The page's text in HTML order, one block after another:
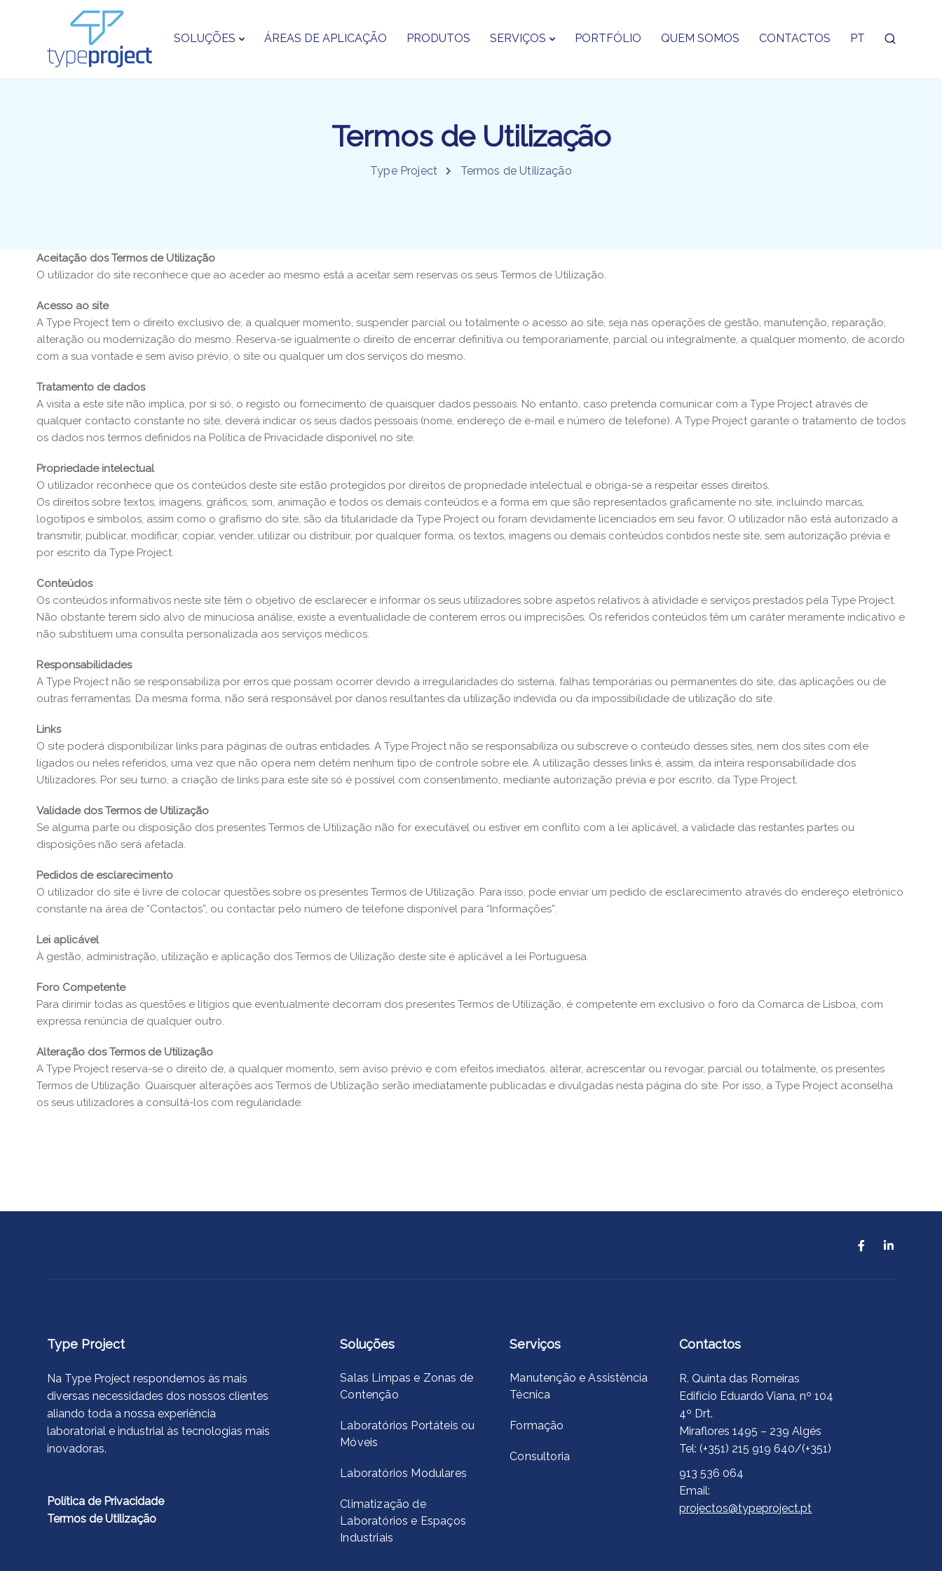
SOLUÇÕES ÁREAS DE APLICAÇÃO PRODUTOS SERVIÇOS PORTFÓLIO QUEM SOMOS CONTACTOS PT
Termos de Utilização
Type Project Termos de Utilização
Aceitação dos Termos de Utilização
O utilizador do site reconhece que ao aceder ao mesmo está a aceitar sem reservas os seus Termos de Utilização.
Acesso ao site
A Type Project tem o direito exclusivo de, a qualquer momento, suspender parcial ou totalmente o acesso ao site, seja nas operações de gestão, manutenção, reparação,
alteração ou modernização do mesmo. Reserva-se igualmente o direito de encerrar definitiva ou temporariamente, parcial ou integralmente, a qualquer momento, de acordo
com a sua vontade e sem aviso prévio, o site ou qualquer um dos serviços do mesmo.
Tratamento de dados
A visita a este site não implica, por si só, o registo ou fornecimento de quaisquer dados pessoais. No entanto, caso pretenda comunicar com a Type Project através de
qualquer contacto constante no site, deverá indicar os seus dados pessoais (nome, endereço de e-mail e número de telefone). A Type Project garante o tratamento de todos
os dados nos termos definidos na Política de Privacidade disponível no site.
Propriedade intelectual
O utilizador reconhece que os conteúdos deste site estão protegidos por direitos de propriedade intelectual e obriga-se a respeitar esses direitos.
Os direitos sobre textos, imagens, gráficos, som, animação e todos os demais conteúdos e a forma em que são representados graficamente no site, incluindo marcas,
logotipos e símbolos, assim como o grafismo do site, são da titularidade da Type Project ou foram devidamente licenciados em seu favor. O utilizador não está autorizado a
transmitir, publicar, modificar, copiar, vender, utilizar ou distribuir, por qualquer forma, os textos, imagens ou demais conteúdos contidos neste site, sem autorização prévia e
por escrito da Type Project.
Conteúdos
Os conteúdos informativos neste site têm o objetivo de esclarecer e informar os seus utilizadores sobre aspetos relativos à atividade e serviços prestados pela Type Project.
Não obstante terem sido alvo de minuciosa análise, existe a eventualidade de conterem erros ou imprecisões. Os referidos conteúdos têm um caráter meramente indicativo e
não substituem uma consulta personalizada aos serviços médicos.
Responsabilidades
A Type Project não se responsabiliza por erros que possam ocorrer devido a irregularidades do sistema, falhas temporárias ou permanentes do site, das aplicações ou de
outras ferramentas. Da mesma forma, não será responsável por danos resultantes da utilização indevida ou da impossibilidade de utilização do site.
Links
O site poderá disponibilizar links para páginas de outras entidades. A Type Project não se responsabiliza ou subscreve o conteúdo desses sites, nem dos sites com ele
ligados ou neles referidos, uma vez que não opera nem detém nenhum tipo de controle sobre ele. A utilização desses links é, assim, da inteira responsabilidade dos
Utilizadores. Por seu turno, a criação de links para este site só é possível com consentimento, mediante autorização prévia e por escrito, da Type Project.
Validade dos Termos de Utilização
Se alguma parte ou disposição dos presentes Termos de Utilização não for executável ou estiver em conflito com a lei aplicável, a validade das restantes partes ou
disposições não será afetada.
Pedidos de esclarecimento
O utilizador do site é livre de colocar questões sobre os presentes Termos de Utilização. Para isso, pode enviar um pedido de esclarecimento através do endereço eletrónico
constante na área de “Contactos”, ou contactar pelo número de telefone disponível para “Informações”.
Lei aplicável
À gestão, administração, utilização e aplicação dos Termos de Uilização deste site é aplicável a lei Portuguesa.
Foro Competente
Para dirimir todas as questões e litígios que eventualmente decorram dos presentes Termos de Utilização, é competente em exclusivo o foro da Comarca de Lisboa, com
expressa renúncia de qualquer outro.
Alteração dos Termos de Utilização
A Type Project reserva-se o direito de, a qualquer momento, sem aviso prévio e com efeitos imediatos, alterar, acrescentar ou revogar, parcial ou totalmente, os presentes
Termos de Utilização. Quaisquer alterações aos Termos de Utilização serão imediatamente publicadas e divulgadas nesta página do site. Por isso, a Type Project aconselha
os seus utilizadores a consultá-los com regularidade.
Type Project
Na Type Project respondemos às mais
diversas necessidades dos nossos clientes
aliando toda a nossa experiência
laboratorial e industrial às tecnologias mais
inovadoras.
Política de Privacidade
Termos de Utilização
Soluções
Salas Limpas e Zonas de
Contenção
Laboratórios Portáteis ou
Móveis
Laboratórios Modulares
Climatização de
Laboratórios e Espaços
Industriais
Serviços
Manutenção e Assistência
Técnica
Formação
Consultoria
Contactos
R. Quinta das Romeiras
Edifício Eduardo Viana, nº 104
4º Drt.
Miraflores 1495 – 239 Algés
Tel: (+351) 215 919 640/(+351)
913 536 064
Email:
projectos@typeproject.pt